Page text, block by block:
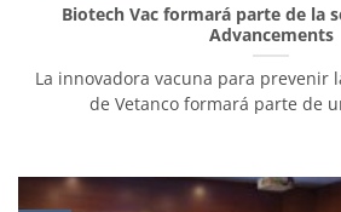
Biotech Vac formará parte de la
Advancements
La innovadora vacuna para prevenir
de Vetanco formará parte de